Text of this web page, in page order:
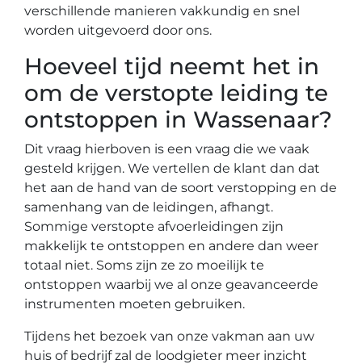
verschillende manieren vakkundig en snel
worden uitgevoerd door ons.
Hoeveel tijd neemt het in
om de verstopte leiding te
ontstoppen in Wassenaar?
Dit vraag hierboven is een vraag die we vaak
gesteld krijgen. We vertellen de klant dan dat
het aan de hand van de soort verstopping en de
samenhang van de leidingen, afhangt.
Sommige verstopte afvoerleidingen zijn
makkelijk te ontstoppen en andere dan weer
totaal niet. Soms zijn ze zo moeilijk te
ontstoppen waarbij we al onze geavanceerde
instrumenten moeten gebruiken.
Tijdens het bezoek van onze vakman aan uw
huis of bedrijf zal de loodgieter meer inzicht